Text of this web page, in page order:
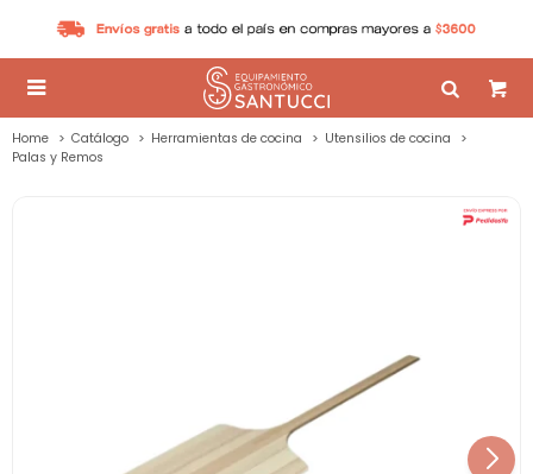

Home Catálogo Herramientas de cocina
Utensilios de cocina
Palas y Remos